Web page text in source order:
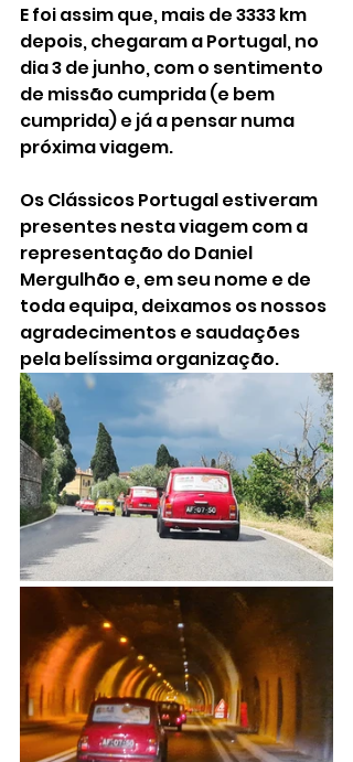
E foi assim que, mais de 3333 km
depois, chegaram a Portugal, no
dia 3 de junho, com o sentimento
de missão cumprida (e bem
cumprida) e já a pensar numa
próxima viagem.
Os Clássicos Portugal estiveram
presentes nesta viagem com a
representação do Daniel
Mergulhão e, em seu nome e de
toda equipa, deixamos os nossos
agradecimentos e saudações
pela belíssima organização.